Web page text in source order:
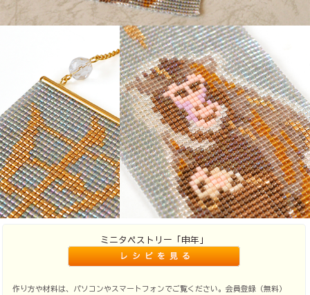
ミニタペストリー「申年」
作り方や材料は、パソコンやスマートフォンでご覧ください。会員登録（無料）